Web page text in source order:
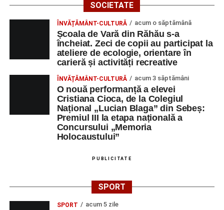
SOCIETATE
ÎNVĂȚĂMÂNT-CULTURĂ acum o săptămână
Școala de Vară din Răhău s-a
încheiat. Zeci de copii au participat la
ateliere de ecologie, orientare în
carieră și activități recreative
ÎNVĂȚĂMÂNT-CULTURĂ acum 3 săptămâni
O nouă performanță a elevei
Cristiana Cioca, de la Colegiul
Național „Lucian Blaga” din Sebeș:
Premiul III la etapa națională a
Concursului „Memoria
Holocaustului”
PUBLICITATE
SPORT
SPORT acum 5 zile